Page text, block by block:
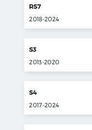
RS7
2018-2024
S3
2013-2020
S4
2017-2024